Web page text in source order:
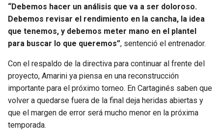
“Debemos hacer un análisis que va a ser doloroso.
Debemos revisar el rendimiento en la cancha, la idea
que tenemos, y debemos meter mano en el plantel
para buscar lo que queremos”, sentenció el entrenador.
Con el respaldo de la directiva para continuar al frente del
proyecto, Amarini ya piensa en una reconstrucción
importante para el próximo torneo. En Cartaginés saben que
volver a quedarse fuera de la final deja heridas abiertas y
que el margen de error será mucho menor en la próxima
temporada.